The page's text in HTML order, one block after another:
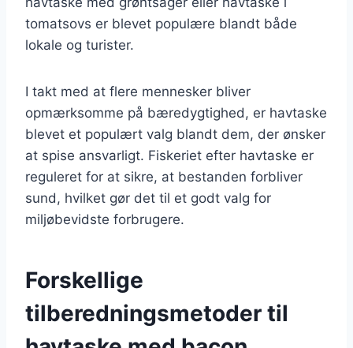
tomatsovs er blevet populære blandt både
lokale og turister.
I takt med at flere mennesker bliver
opmærksomme på bæredygtighed, er havtaske
blevet et populært valg blandt dem, der ønsker
at spise ansvarligt. Fiskeriet efter havtaske er
reguleret for at sikre, at bestanden forbliver
sund, hvilket gør det til et godt valg for
miljøbevidste forbrugere.
Forskellige
tilberedningsmetoder til